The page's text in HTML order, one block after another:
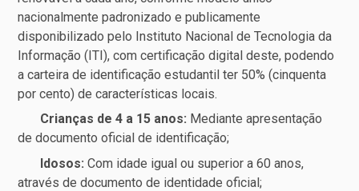
nacionalmente padronizado e publicamente
disponibilizado pelo Instituto Nacional de Tecnologia da
Informação (ITI), com certificação digital deste, podendo
a carteira de identificação estudantil ter 50% (cinquenta
por cento) de características locais.
Crianças de 4 a 15 anos: Mediante apresentação
de documento oficial de identificação;
Idosos: Com idade igual ou superior a 60 anos,
através de documento de identidade oficial;